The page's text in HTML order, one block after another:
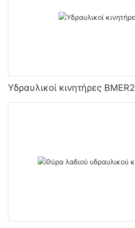
Υδραυλικοί κινητήρες BMER2